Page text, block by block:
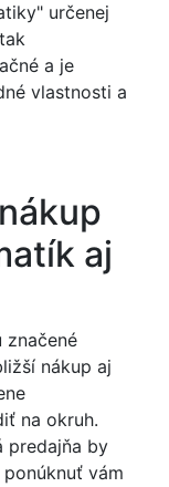
určenej
a je
vlastnosti a
aj
značené
nákup aj
na okruh.
predajňa by
vám